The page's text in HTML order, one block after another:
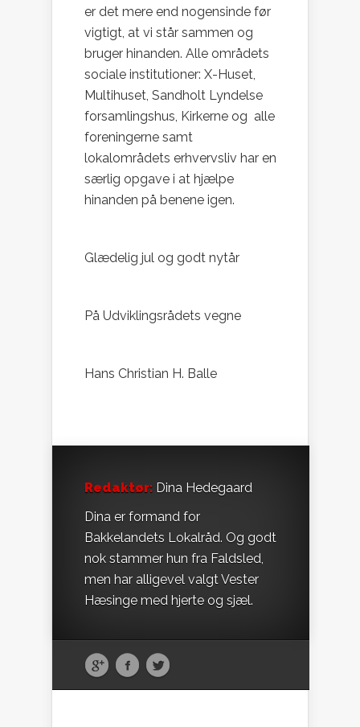
er det mere end nogensinde før
vigtigt, at vi står sammen og
bruger hinanden. Alle områdets
sociale institutioner: X-Huset,
Multihuset, Sandholt Lyndelse
forsamlingshus, Kirkerne og alle
foreningerne samt
lokalområdets erhvervsliv har en
særlig opgave i at hjælpe
hinanden på benene igen.
Glædelig jul og godt nytår
På Udviklingsrådets vegne
Hans Christian H. Balle
Redaktør: Dina Hedegaard
Dina er formand for
Bakkelandets Lokalråd. Og godt
nok stammer hun fra Faldsled,
men har alligevel valgt Vester
Hæsinge med hjerte og sjæl.